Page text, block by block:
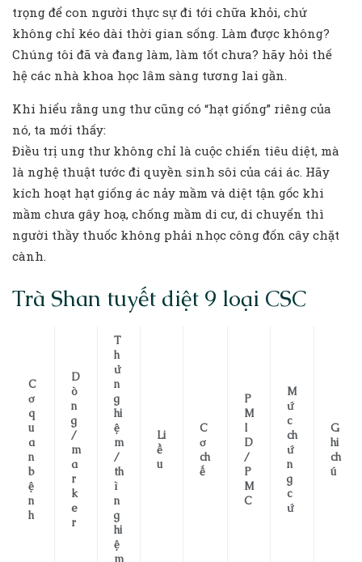
trọng để con người thực sự đi tới chữa khỏi, chứ
không chỉ kéo dài thời gian sống. Làm được không?
Chúng tôi đã và đang làm, làm tốt chưa? hãy hỏi thế
hệ các nhà khoa học lâm sàng tương lai gần.
Khi hiểu rằng ung thư cũng có “hạt giống” riêng của
nó, ta mới thấy:
Điều trị ung thư không chỉ là cuộc chiến tiêu diệt, mà
là nghệ thuật tước đi quyền sinh sôi của cái ác. Hãy
kích hoạt hạt giống ác nảy mầm và diệt tận gốc khi
mầm chưa gây hoạ, chống mầm di cư, di chuyển thì
người thầy thuốc không phải nhọc công đốn cây chặt
cành.
Trà Shan tuyết diệt 9 loại CSC
C
ơ
q
u
a
n
b
ệ
n
h
D
ò
n
g
/
m
a
r
k
e
r
T
h
ử
n
g
hi
ệ
m
/
th
ì
n
g
hi
ệ
m
Li
ề
u
C
ơ
ch
ế
P
M
I
D
/
P
M
C
M
ứ
c
ch
ứ
n
g
c
ứ
G
hi
ch
ú